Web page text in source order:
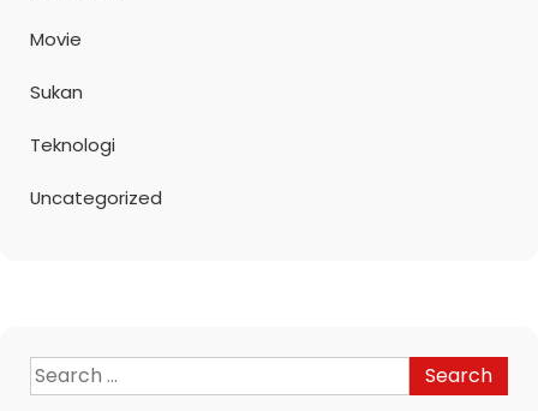
Movie
Sukan
Teknologi
Uncategorized